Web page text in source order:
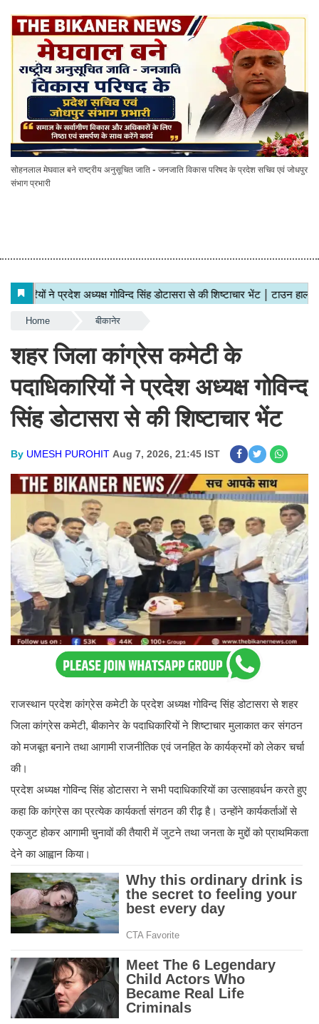
सोहनलाल मेघवाल बने राष्ट्रीय अनुसूचित जाति - जनजाति विकास परिषद के प्रदेश सचिव एवं जोधपुर
संभाग प्रभारी
Home बीकानेर
शहर जिला कांग्रेस कमेटी के
पदाधिकारियों ने प्रदेश अध्यक्ष गोविन्द
सिंह डोटासरा से की शिष्टाचार भेंट
By UMESH PUROHIT Aug 7, 2026, 21:45 IST
राजस्थान प्रदेश कांग्रेस कमेटी के प्रदेश अध्यक्ष गोविन्द सिंह डोटासरा से शहर
जिला कांग्रेस कमेटी, बीकानेर के पदाधिकारियों ने शिष्टाचार मुलाकात कर संगठन
को मजबूत बनाने तथा आगामी राजनीतिक एवं जनहित के कार्यक्रमों को लेकर चर्चा
की।
प्रदेश अध्यक्ष गोविन्द सिंह डोटासरा ने सभी पदाधिकारियों का उत्साहवर्धन करते हुए
कहा कि कांग्रेस का प्रत्येक कार्यकर्ता संगठन की रीढ़ है। उन्होंने कार्यकर्ताओं से
एकजुट होकर आगामी चुनावों की तैयारी में जुटने तथा जनता के मुद्दों को प्राथमिकता
देने का आह्वान किया।